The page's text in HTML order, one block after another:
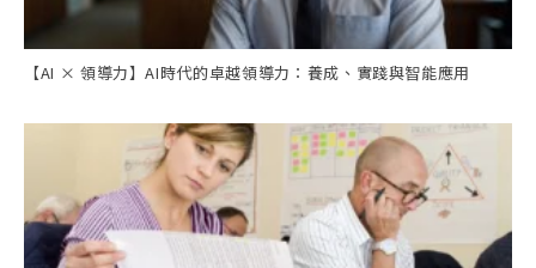
【AI × 領導力】AI時代的卓越領導力：養成、實踐與智能應用